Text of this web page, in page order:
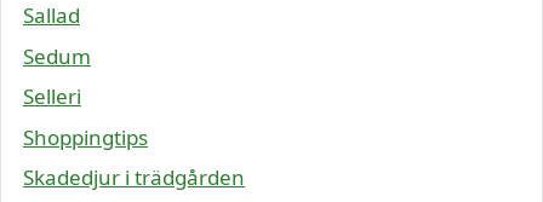
Sallad
Sedum
Selleri
Shoppingtips
Skadedjur i trädgården